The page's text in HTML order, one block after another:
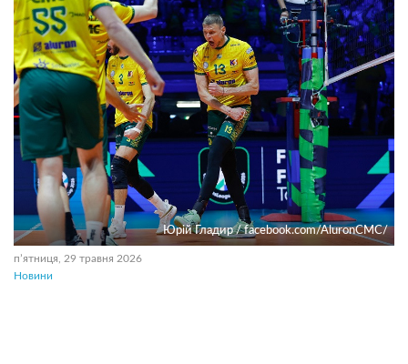
Юрій Гладир / facebook.com/AluronCMC/
пʼятниця, 29 травня 2026
Новини